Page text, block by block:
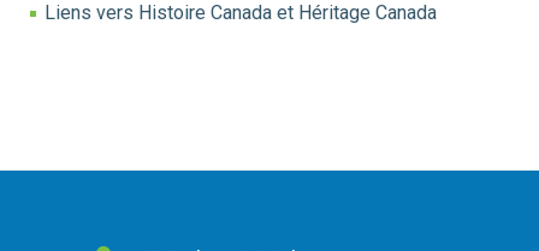
Liens vers Histoire Canada et Héritage Canada